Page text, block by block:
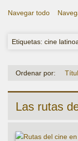
Navegar todo
Etiquetas: cine
Ordenar por:
Las rutas